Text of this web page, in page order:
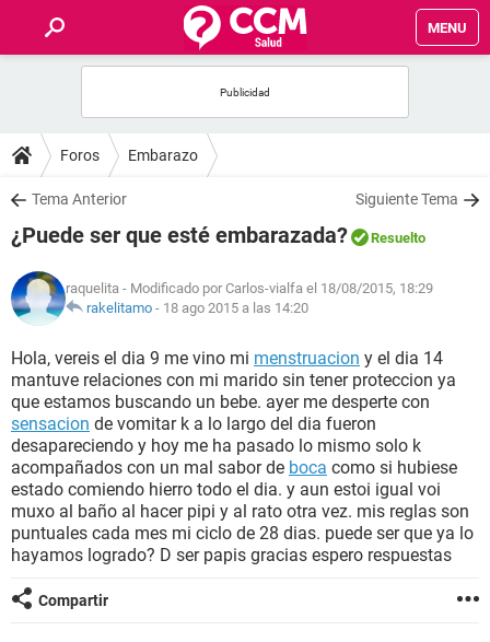
MENU
FOROS
SALUD
FAMILIA
NUTRICIÓN
BIENESTAR
SEXUALIDAD
GLOSARIO
Foros Embarazo
Tema Anterior Siguiente Tema
¿Puede ser que esté embarazada? Resuelto
raquelita - Modificado por Carlos-vialfa el 18/08/2015, 18:29
rakelitamo - 18 ago 2015 a las 14:20
Hola, vereis el dia 9 me vino mi menstruacion y el dia 14
mantuve relaciones con mi marido sin tener proteccion ya
que estamos buscando un bebe. ayer me desperte con
sensacion de vomitar k a lo largo del dia fueron
desapareciendo y hoy me ha pasado lo mismo solo k
acompañados con un mal sabor de boca como si hubiese
estado comiendo hierro todo el dia. y aun estoi igual voi
muxo al baño al hacer pipi y al rato otra vez. mis reglas son
puntuales cada mes mi ciclo de 28 dias. puede ser que ya lo
hayamos logrado? D ser papis gracias espero respuestas
Compartir